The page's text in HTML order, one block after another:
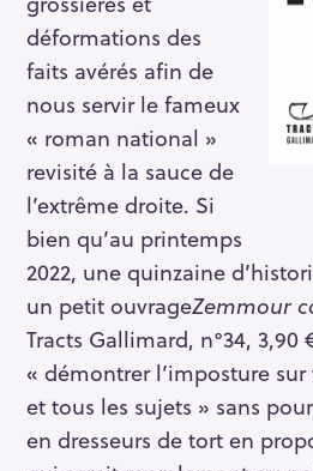
déformations des
faits avérés afin de
nous servir le fameux
« roman national »
revisité à la sauce de
l’extrême droite. Si
bien qu’au printemps
2022, une quinzaine
un petit ouvrageZemmour
Tracts Gallimard, n°34, 3,90
« démontrer l’imposture
et tous les sujets » sans
en dresseurs de tort en
a
r
c
h
f
o
r
: